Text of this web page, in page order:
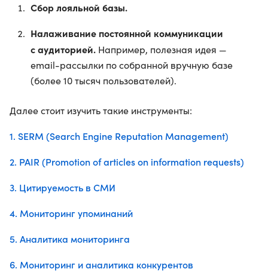
Сбор лояльной базы.
Налаживание постоянной коммуникации
с аудиторией. Например, полезная идея —
email-рассылки по собранной вручную базе
(более 10 тысяч пользователей).
Далее стоит изучить такие инструменты:
1. SERM (Search Engine Reputation Management)
2. PAIR (Promotion of articles on information requests)
3. Цитируемость в СМИ
4. Мониторинг упоминаний
5. Аналитика мониторинга
6. Мониторинг и аналитика конкурентов